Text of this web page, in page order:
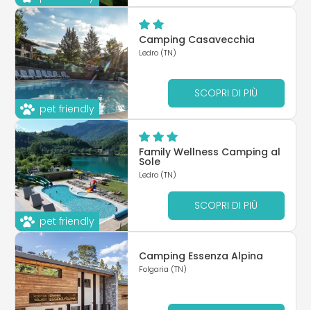
pet friendly
Camping Casavecchia
Ledro (TN)
SCOPRI DI PIÙ
pet friendly
Family Wellness Camping al
Sole
Ledro (TN)
SCOPRI DI PIÙ
Camping Essenza Alpina
Folgaria (TN)